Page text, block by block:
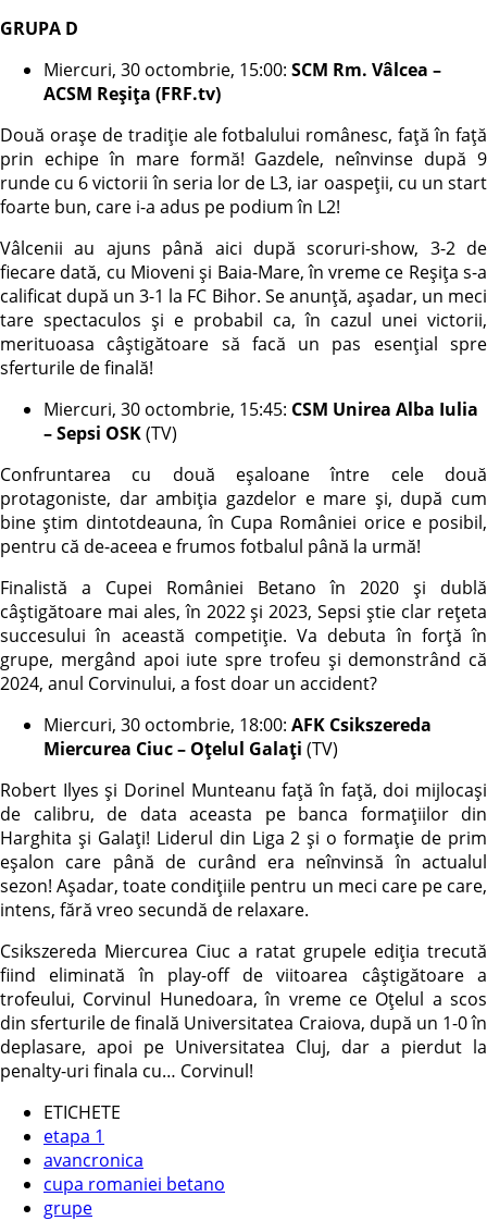
GRUPA D
Miercuri, 30 octombrie, 15:00: SCM Rm. Vâlcea –
ACSM Reșița (FRF.tv)
Două orașe de tradiție ale fotbalului românesc, față în față
prin echipe în mare formă! Gazdele, neînvinse după 9
runde cu 6 victorii în seria lor de L3, iar oaspeții, cu un start
foarte bun, care i-a adus pe podium în L2!
Vâlcenii au ajuns până aici după scoruri-show, 3-2 de
fiecare dată, cu Mioveni și Baia-Mare, în vreme ce Reșița s-a
calificat după un 3-1 la FC Bihor. Se anunță, așadar, un meci
tare spectaculos și e probabil ca, în cazul unei victorii,
merituoasa câștigătoare să facă un pas esențial spre
sferturile de finală!
Miercuri, 30 octombrie, 15:45: CSM Unirea Alba Iulia
– Sepsi OSK(TV)
Confruntarea cu două eșaloane între cele două
protagoniste, dar ambiția gazdelor e mare și, după cum
bine știm dintotdeauna, în Cupa României orice e posibil,
pentru că de-aceea e frumos fotbalul până la urmă!
Finalistă a Cupei României Betano în 2020 și dublă
câștigătoare mai ales, în 2022 și 2023, Sepsi știe clar rețeta
succesului în această competiție. Va debuta în forță în
grupe, mergând apoi iute spre trofeu și demonstrând că
2024, anul Corvinului, a fost doar un accident?
Miercuri, 30 octombrie, 18:00: AFK Csikszereda
Miercurea Ciuc – Oțelul Galați (TV)
Robert Ilyes și Dorinel Munteanu față în față, doi mijlocași
de calibru, de data aceasta pe banca formațiilor din
Harghita și Galați! Liderul din Liga 2 și o formație de prim
eșalon care până de curând era neînvinsă în actualul
sezon! Așadar, toate condițiile pentru un meci care pe care,
intens, fără vreo secundă de relaxare.
Csikszereda Miercurea Ciuc a ratat grupele ediția trecută
fiind eliminată în play-off de viitoarea câștigătoare a
trofeului, Corvinul Hunedoara, în vreme ce Oțelul a scos
din sferturile de finală Universitatea Craiova, după un 1-0 în
deplasare, apoi pe Universitatea Cluj, dar a pierdut la
penalty-uri finala cu… Corvinul!
ETICHETE
etapa 1
avancronica
cupa romaniei betano
grupe